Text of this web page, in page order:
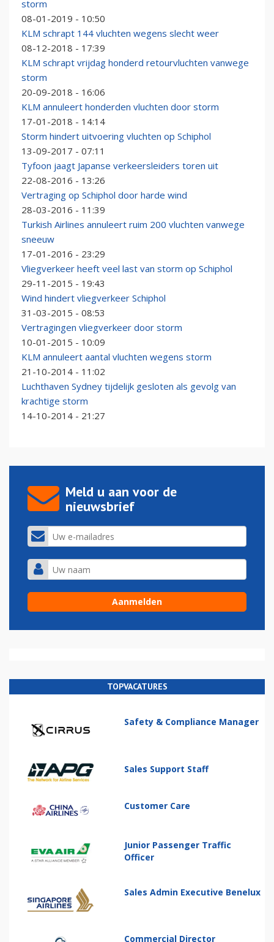
storm
08-01-2019 - 10:50
KLM schrapt 144 vluchten wegens slecht weer
08-12-2018 - 17:39
KLM schrapt vrijdag honderd retourvluchten vanwege
storm
20-09-2018 - 16:06
KLM annuleert honderden vluchten door storm
17-01-2018 - 14:14
Storm hindert uitvoering vluchten op Schiphol
13-09-2017 - 07:11
Tyfoon jaagt Japanse verkeersleiders toren uit
22-08-2016 - 13:26
Vertraging op Schiphol door harde wind
28-03-2016 - 11:39
Turkish Airlines annuleert ruim 200 vluchten vanwege
sneeuw
17-01-2016 - 23:29
Vliegverkeer heeft veel last van storm op Schiphol
29-11-2015 - 19:43
Wind hindert vliegverkeer Schiphol
31-03-2015 - 08:53
Vertragingen vliegverkeer door storm
10-01-2015 - 10:09
KLM annuleert aantal vluchten wegens storm
21-10-2014 - 11:02
Luchthaven Sydney tijdelijk gesloten als gevolg van
krachtige storm
14-10-2014 - 21:27
Meld u aan voor de
nieuwsbrief
TOPVACATURES
Safety & Compliance Manager
Sales Support Staff
Customer Care
Junior Passenger Traffic
Officer
Sales Admin Executive Benelux
Commercial Director